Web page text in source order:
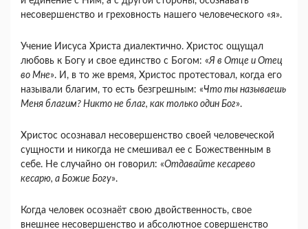
несовершенство и греховность нашего человеческого «я».
Учение Иисуса Христа диалектично. Христос ощущал
любовь к Богу и свое единство с Богом: «Я в Отце и Отец
во Мне». И, в то же время, Христос протестовал, когда его
называли благим, то есть безгрешным: «Что ты называешь
Меня благим? Никто не благ, как только один Бог».
Христос осознавал несовершенство своей человеческой
сущности и никогда не смешивал ее с Божественным в
себе. Не случайно он говорил: «Отдавайте кесарево
кесарю, а Божие Богу».
Когда человек осознаёт свою двойственность, свое
внешнее несовершенство и абсолютное совершенство